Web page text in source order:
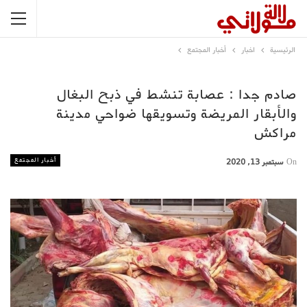
الرئيسية اخبار أخبار المجتمع
صادم جدا : عصابة تنشط في ذبح البغال
والأبقار المريضة وتسويقها ضواحي مدينة
مراكش
أخبار المجتمع On سبتمبر 13, 2020